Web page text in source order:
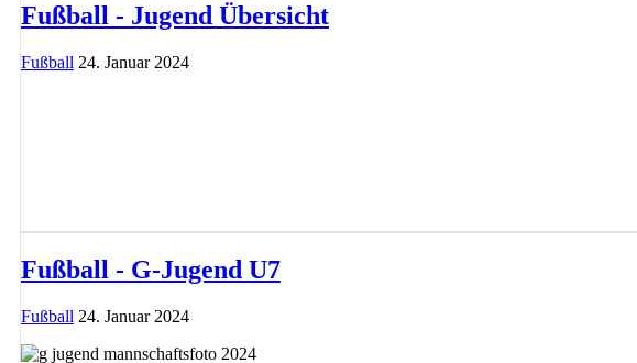
Fußball - Jugend Übersicht
Fußball 24. Januar 2024
Fußball - G-Jugend U7
Fußball 24. Januar 2024